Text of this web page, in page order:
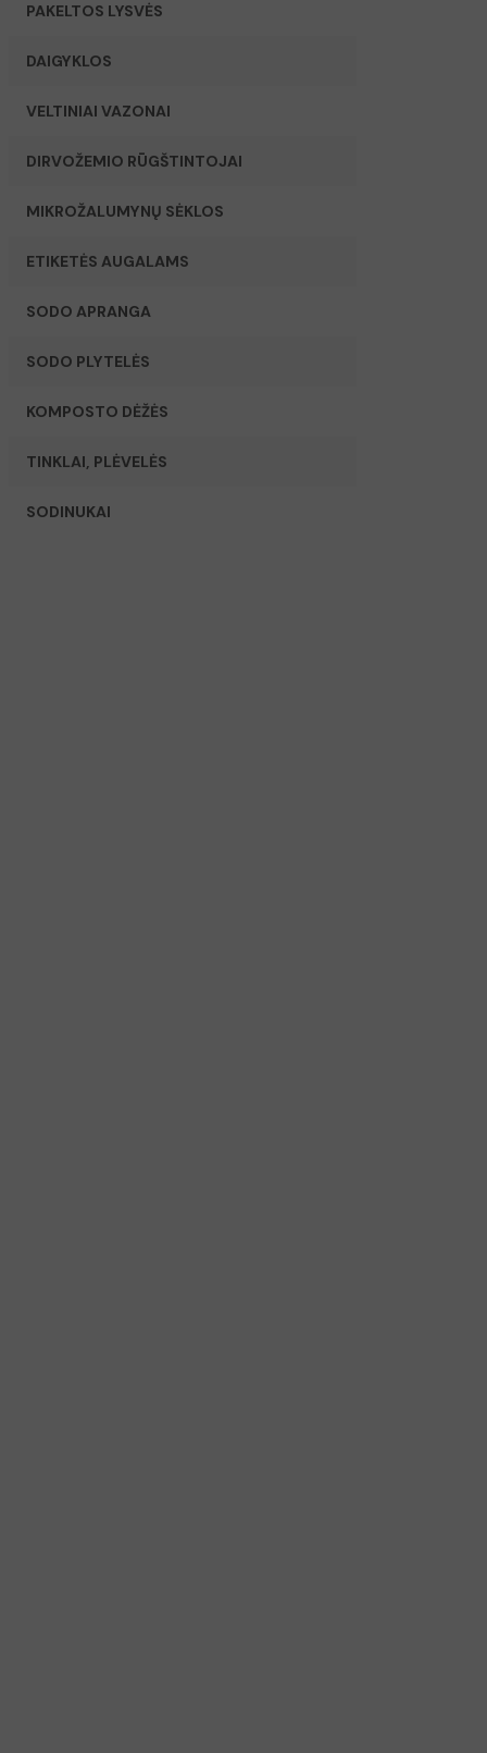
PAKELTOS LYSVĖS
DAIGYKLOS
VELTINIAI VAZONAI
DIRVOŽEMIO RŪGŠTINTOJAI
MIKROŽALUMYNŲ SĖKLOS
ETIKETĖS AUGALAMS
SODO APRANGA
SODO PLYTELĖS
KOMPOSTO DĖŽĖS
TINKLAI, PLĖVELĖS
SODINUKAI